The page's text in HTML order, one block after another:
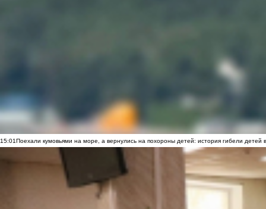
15:01Поехали кумовьями на море, а вернулись на похороны детей: история гибели детей